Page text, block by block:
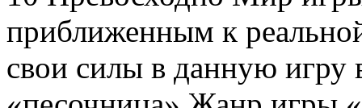
приближенным к
свои силы в данную